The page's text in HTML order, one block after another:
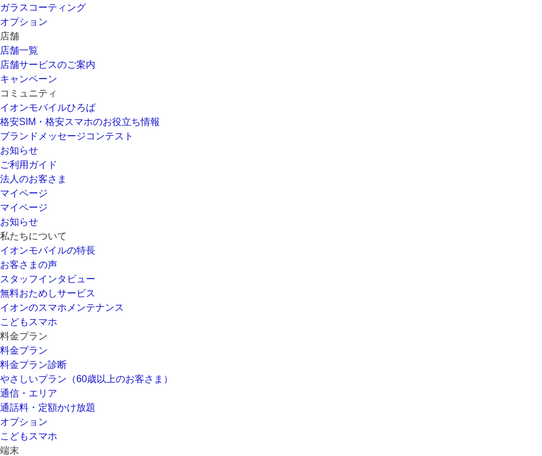
ガラスコーティング
オプション
店舗
店舗一覧
店舗サービスのご案内
キャンペーン
コミュニティ
イオンモバイルひろば
格安SIM・格安スマホのお役立ち情報
ブランドメッセージコンテスト
お知らせ
ご利用ガイド
法人のお客さま
マイページ
マイページ
お知らせ
私たちについて
イオンモバイルの特長
お客さまの声
スタッフインタビュー
無料おためしサービス
イオンのスマホメンテナンス
こどもスマホ
料金プラン
料金プラン
料金プラン診断
やさしいプラン（60歳以上のお客さま）
通信・エリア
通話料・定額かけ放題
オプション
こどもスマホ
端末